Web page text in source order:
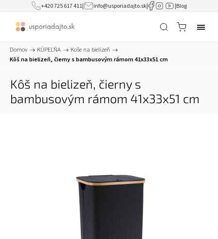
+420 725 617 411| info@usporiadajto.sk| |Blog
Domov / KÚPEĽŇA / Koše na bielizeň /
Kôš na bielizeň, čierny s bambusovým rámom 41x33x51 cm
Kôš na bielizeň, čierny s
bambusovým rámom 41x33x51 cm